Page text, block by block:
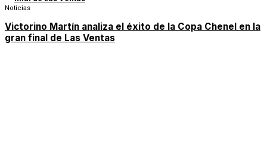
Noticias
Victorino Martín analiza el éxito de la Copa Chenel en la
gran final de Las Ventas